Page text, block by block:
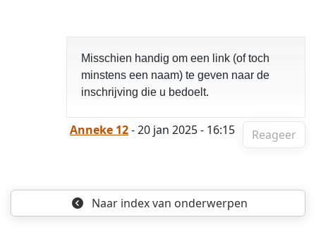
Misschien handig om een link (of toch
minstens een naam) te geven naar de
inschrijving die u bedoelt.
Reageer
Anneke 12- 20 jan 2025 - 16:15
Naar indexvan onderwerpen